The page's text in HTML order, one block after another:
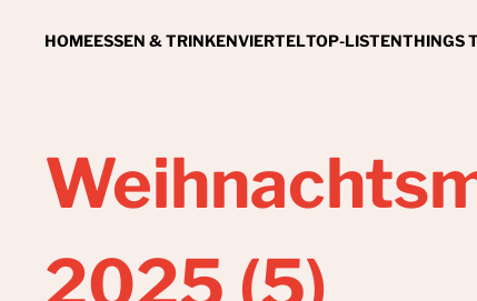
HOMEESSEN & TRINKENVIERTELTOP-LISTENTHINGS
2025 (5)